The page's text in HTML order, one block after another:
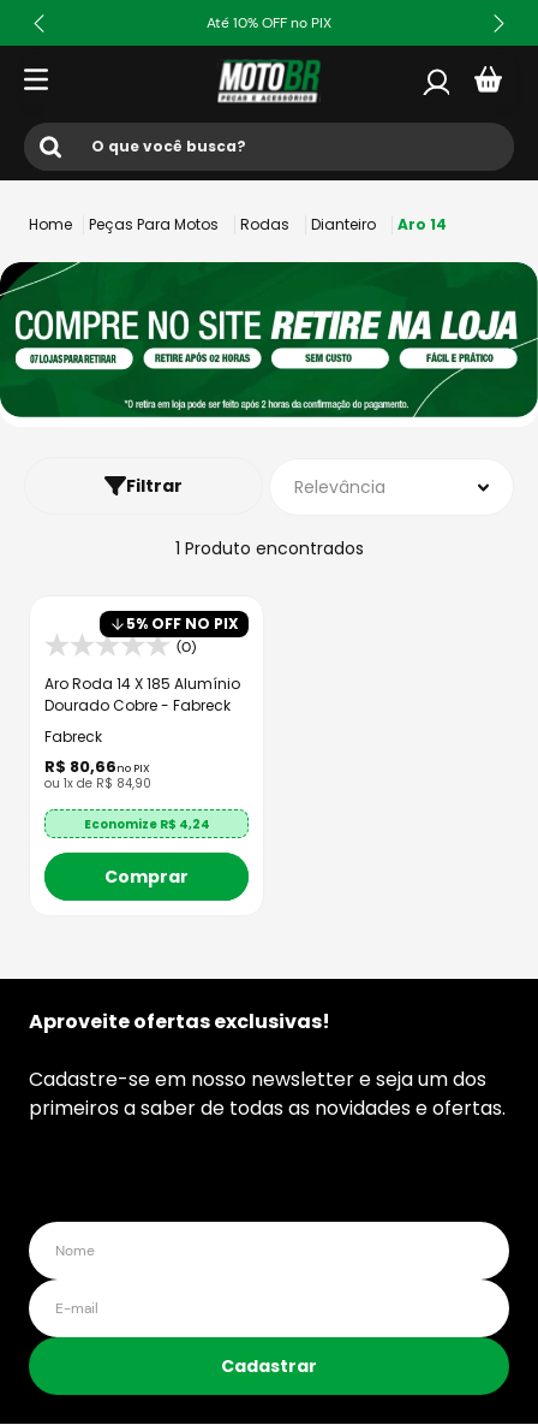
Até 10% OFF no PIX
O que você busca?
3 º capacete
4º fw3
5º jaqueta
axxis fenix
capacete aberto
race tech
Peças Para Motos Rodas Dianteiro Aro 14
Filtrar Relevância
1 Produto
5% OFF NO PIX
(0)
Aro Roda 14 X 185 Alumínio
Dourado Cobre - Fabreck
Fabreck
R$ 80,66no PIX
ou 1x de R$ 84,90
Economize R$ 4,24
Comprar
Aproveite ofertas exclusivas!
Cadastre-se em nosso newsletter e seja um dos
primeiros a saber de todas as novidades e ofertas.
Cadastrar